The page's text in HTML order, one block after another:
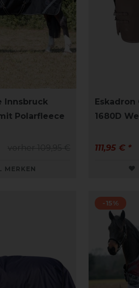
Innsbruck
Polarfleece
MERKEN
Eskadron
1680D
111,95 € *
-15%